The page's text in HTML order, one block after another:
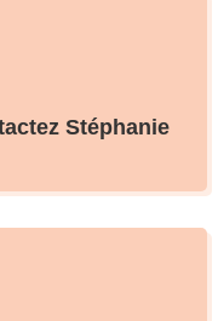
Stéphanie